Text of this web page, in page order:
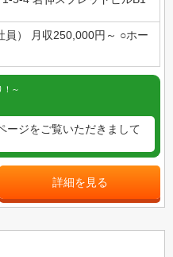
員） 月収250,000円～ ○ホー
ージをご覧いただきまして
詳細を見る